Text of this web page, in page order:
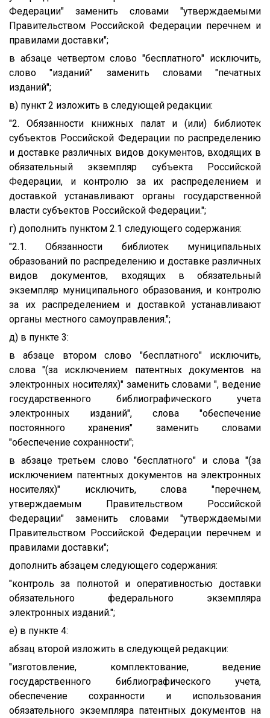
Федерации" заменить словами "утверждаемыми
Правительством Российской Федерации перечнем и
правилами доставки";
в абзаце четвертом слово "бесплатного" исключить,
слово "изданий" заменить словами "печатных
изданий";
в) пункт 2 изложить в следующей редакции:
"2. Обязанности книжных палат и (или) библиотек
субъектов Российской Федерации по распределению
и доставке различных видов документов, входящих в
обязательный экземпляр субъекта Российской
Федерации, и контролю за их распределением и
доставкой устанавливают органы государственной
власти субъектов Российской Федерации.";
г) дополнить пунктом 2.1 следующего содержания:
"2.1. Обязанности библиотек муниципальных
образований по распределению и доставке различных
видов документов, входящих в обязательный
экземпляр муниципального образования, и контролю
за их распределением и доставкой устанавливают
органы местного самоуправления.";
д) в пункте 3:
в абзаце втором слово "бесплатного" исключить,
слова "(за исключением патентных документов на
электронных носителях)" заменить словами ", ведение
государственного библиографического учета
электронных изданий", слова "обеспечение
постоянного хранения" заменить словами
"обеспечение сохранности";
в абзаце третьем слово "бесплатного" и слова "(за
исключением патентных документов на электронных
носителях)" исключить, слова "перечнем,
утверждаемым Правительством Российской
Федерации" заменить словами "утверждаемыми
Правительством Российской Федерации перечнем и
правилами доставки";
дополнить абзацем следующего содержания:
"контроль за полнотой и оперативностью доставки
обязательного федерального экземпляра
электронных изданий.";
е) в пункте 4:
абзац второй изложить в следующей редакции:
"изготовление, комплектование, ведение
государственного библиографического учета,
обеспечение сохранности и использования
обязательного экземпляра патентных документов на